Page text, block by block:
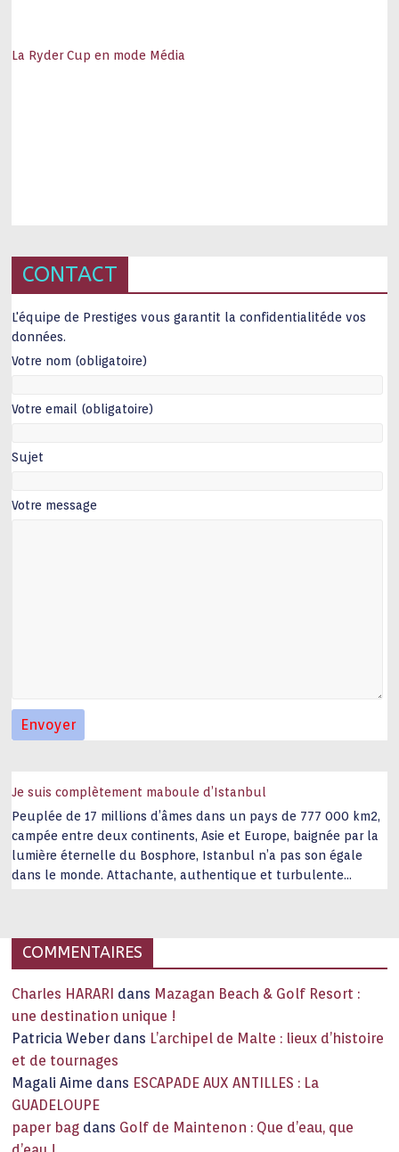
La Ryder Cup en mode Média
CONTACT
L'équipe de Prestiges vous garantit la confidentialitéde vos
données.
Votre nom (obligatoire)
Votre email (obligatoire)
Sujet
Votre message
Je suis complètement maboule d’Istanbul
Peuplée de 17 millions d’âmes dans un pays de 777 000 km2,
campée entre deux continents, Asie et Europe, baignée par la
lumière éternelle du Bosphore, Istanbul n’a pas son égale
dans le monde. Attachante, authentique et turbulente
COMMENTAIRES
Charles HARARI dans Mazagan Beach & Golf Resort :
une destination unique !
Patricia Weber dans L’archipel de Malte : lieux d’histoire
et de tournages
Magali Aime dans ESCAPADE AUX ANTILLES : La
GUADELOUPE
paper bag dans Golf de Maintenon : Que d’eau, que